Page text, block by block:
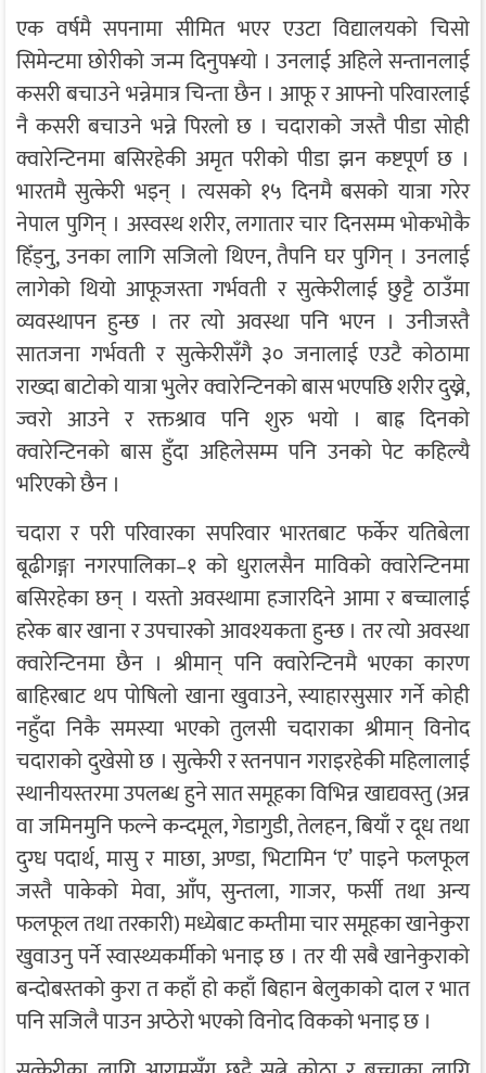
एक वर्षमै सपनामा सीमित भएर एउटा विद्यालयको चिसो
सिमेन्टमा छोरीको जन्म दिनुप¥यो । उनलाई अहिले सन्तानलाई
कसरी बचाउने भन्नेमात्र चिन्ता छैन । आफू र आफ्नो परिवारलाई
नै कसरी बचाउने भन्ने पिरलो छ । चदाराको जस्तै पीडा सोही
क्वारेन्टिनमा बसिरहेकी अमृत परीको पीडा झन कष्टपूर्ण छ ।
भारतमै सुत्केरी भइन् । त्यसको १५ दिनमै बसको यात्रा गरेर
नेपाल पुगिन् । अस्वस्थ शरीर, लगातार चार दिनसम्म भोकभोकै
हिँड्नु, उनका लागि सजिलो थिएन, तैपनि घर पुगिन् । उनलाई
लागेको थियो आफूजस्ता गर्भवती र सुत्केरीलाई छुट्टै ठाउँमा
व्यवस्थापन हुन्छ । तर त्यो अवस्था पनि भएन । उनीजस्तै
सातजना गर्भवती र सुत्केरीसँगै ३० जनालाई एउटै कोठामा
राख्दा बाटोको यात्रा भुलेर क्वारेन्टिनको बास भएपछि शरीर दुख्ने,
ज्वरो आउने र रक्तश्राव पनि शुरु भयो । बाह्र दिनको
क्वारेन्टिनको बास हुँदा अहिलेसम्म पनि उनको पेट कहिल्यै
भरिएको छैन ।
चदारा र परी परिवारका सपरिवार भारतबाट फर्केर यतिबेला
बूढीगङ्गा नगरपालिका–१ को धुरालसैन माविको क्वारेन्टिनमा
बसिरहेका छन् । यस्तो अवस्थामा हजारदिने आमा र बच्चालाई
हरेक बार खाना र उपचारको आवश्यकता हुन्छ । तर त्यो अवस्था
क्वारेन्टिनमा छैन । श्रीमान् पनि क्वारेन्टिनमै भएका कारण
बाहिरबाट थप पोषिलो खाना खुवाउने, स्याहारसुसार गर्ने कोही
नहुँदा निकै समस्या भएको तुलसी चदाराका श्रीमान् विनोद
चदाराको दुखेसो छ । सुत्केरी र स्तनपान गराइरहेकी महिलालाई
स्थानीयस्तरमा उपलब्ध हुने सात समूहका विभिन्न खाद्यवस्तु (अन्न
वा जमिनमुनि फल्ने कन्दमूल, गेडागुडी, तेलहन, बियाँ र दूध तथा
दुग्ध पदार्थ, मासु र माछा, अण्डा, भिटामिन ‘ए’ पाइने फलफूल
जस्तै पाकेको मेवा, आँप, सुन्तला, गाजर, फर्सी तथा अन्य
फलफूल तथा तरकारी) मध्येबाट कम्तीमा चार समूहका खानेकुरा
खुवाउनु पर्ने स्वास्थ्यकर्मीको भनाइ छ । तर यी सबै खानेकुराको
बन्दोबस्तको कुरा त कहाँ हो कहाँ बिहान बेलुकाको दाल र भात
पनि सजिलै पाउन अप्ठेरो भएको विनोद विकको भनाइ छ ।